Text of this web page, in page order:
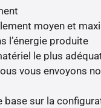
moyen et
l’énergie produite
le plus
vous envoyons
sur la